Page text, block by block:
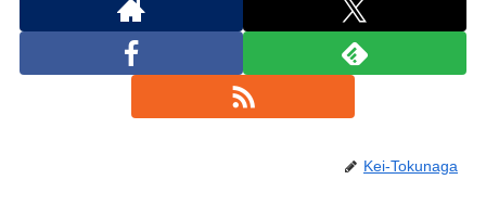
Kei-Tokunaga